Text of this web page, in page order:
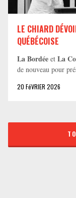
LE CHIARD
QUÉBÉCOISE
La Bordée et La
de nouveau pour
20 FéVRIER 2026